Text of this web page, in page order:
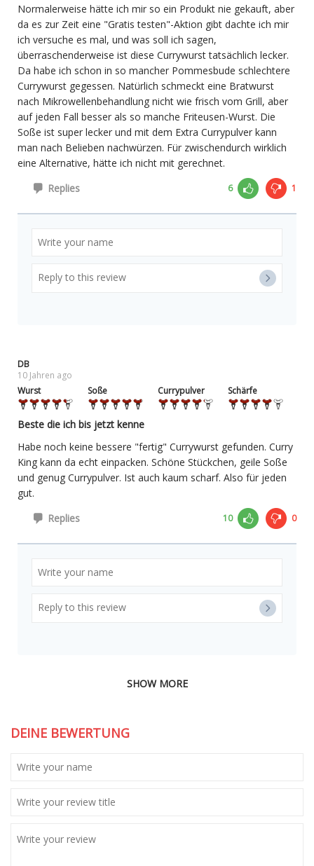
Normalerweise hätte ich mir so ein Produkt nie gekauft, aber
da es zur Zeit eine "Gratis testen"-Aktion gibt dachte ich mir
ich versuche es mal, und was soll ich sagen,
überraschenderweise ist diese Currywurst tatsächlich lecker.
Da habe ich schon in so mancher Pommesbude schlechtere
Currywurst gegessen. Natürlich schmeckt eine Bratwurst
nach Mikrowellenbehandlung nicht wie frisch vom Grill, aber
auf jeden Fall besser als so manche Friteusen-Wurst. Die
Soße ist super lecker und mit dem Extra Currypulver kann
man nach Belieben nachwürzen. Für zwischendurch wirklich
eine Alternative, hätte ich nicht mit gerechnet.
Replies
6 1
DB
10 Jahren ago
Wurst
Soße Currypulver Schärfe
Beste die ich bis jetzt kenne
Habe noch keine bessere "fertig" Currywurst gefunden. Curry
King kann da echt einpacken. Schöne Stückchen, geile Soße
und genug Currypulver. Ist auch kaum scharf. Also für jeden
gut.
Replies
10 0
SHOW MORE
DEINE BEWERTUNG